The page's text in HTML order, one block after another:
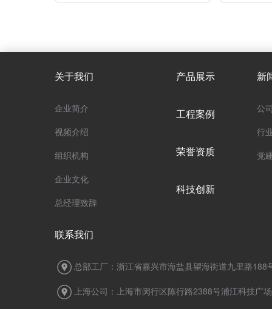
关于我们
企业简介
视频介绍
组织机构
企业文化
总经理致辞
产品展示
工程案例
荣誉资质
科技创新
新
公
行
党
联系我们
总部工厂：浙江省嘉兴市海盐县望海街道九里路188
上海公司：上海市闵行区陈行路2388号浦江科技广